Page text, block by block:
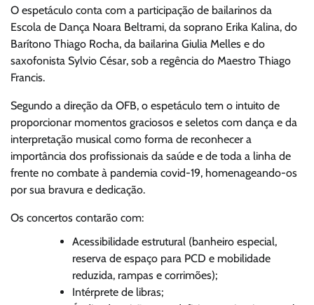
O espetáculo conta com a participação de bailarinos da
Escola de Dança Noara Beltrami, da soprano Erika Kalina, do
Barítono Thiago Rocha, da bailarina Giulia Melles e do
saxofonista Sylvio César, sob a regência do Maestro Thiago
Francis.
Segundo a direção da OFB, o espetáculo tem o intuito de
proporcionar momentos graciosos e seletos com dança e da
interpretação musical como forma de reconhecer a
importância dos profissionais da saúde e de toda a linha de
frente no combate à pandemia covid-19, homenageando-os
por sua bravura e dedicação.
Os concertos contarão com:
Acessibilidade estrutural (banheiro especial,
reserva de espaço para PCD e mobilidade
reduzida, rampas e corrimões);
Intérprete de libras;